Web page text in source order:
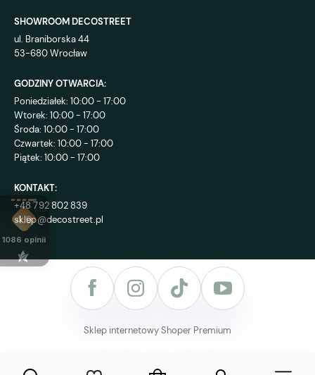
SHOWROOM DECOSTREET
ul. Braniborska 44
53-680 Wrocław
GODZINY OTWARCIA:
Poniedziałek: 10:00 - 17:00
Wtorek: 10:00 - 17:00
Środa: 10:00 - 17:00
Czwartek: 10:00 - 17:00
Piątek: 10:00 - 17:00
KONTAKT:
+48 792 802 839
sklep@decostreet.pl
4.9
1086 opinii
Sklep internetowy Shoper Premium